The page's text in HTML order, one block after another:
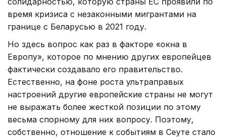
время кризиса с незаконными мигрантами на
границе с Беларусью в 2021 году.
Но здесь вопрос как раз в факторе «окна в
Европу», которое по мнению других европейцев
фактически создавало его правительство.
Естественно, на фоне роста ультраправых
настроений другие европейские страны не могут
не выражать более жесткой позиции по этому
весьма спорному для них вопросу. Поэтому,
собственно, отношение к событиям в Сеуте стало